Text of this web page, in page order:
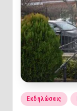
Posted
in
Εκδηλώσεις